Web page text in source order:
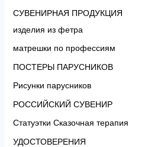
СУВЕНИРНАЯ ПРОДУКЦИЯ
изделия из фетра
матрешки по профессиям
ПОСТЕРЫ ПАРУСНИКОВ
Рисунки парусников
РОССИЙСКИЙ СУВЕНИР
Статуэтки Сказочная терапия
УДОСТОВЕРЕНИЯ